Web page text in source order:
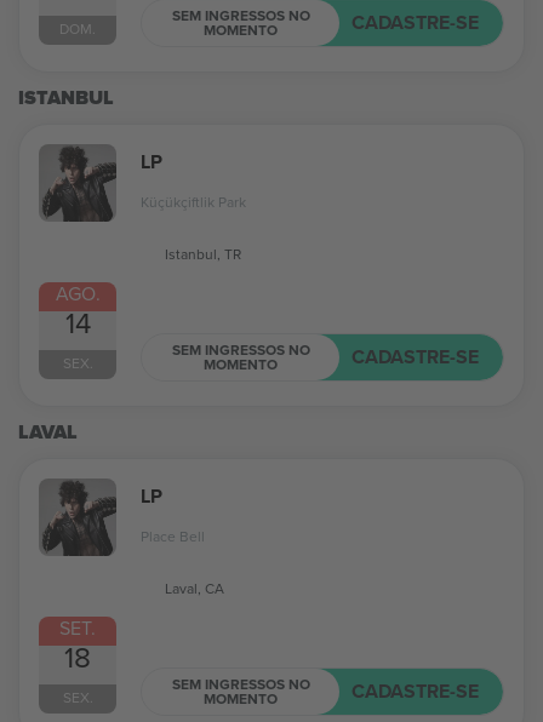
DOM.
SEM INGRESSOS NO
MOMENTO CADASTRE-SE
ISTANBUL
AGO.
14
SEX.
LP
Küçükçiftlik Park
Istanbul, TR
SEM INGRESSOS NO
MOMENTO CADASTRE-SE
LAVAL
SET.
18
SEX.
LP
Place Bell
Laval, CA
SEM INGRESSOS NO
MOMENTO CADASTRE-SE